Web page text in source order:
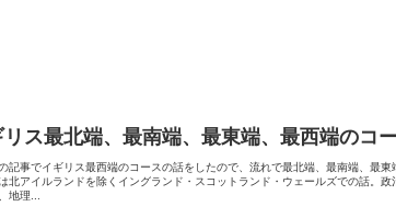
リス最北端、最南端、最東端、最西端のコ
記事でイギリス最西端のコースの話をしたので、流れで最北端、最南端、最
北アイルランドを除くイングランド・スコットランド・ウェールズでの話。
地理...